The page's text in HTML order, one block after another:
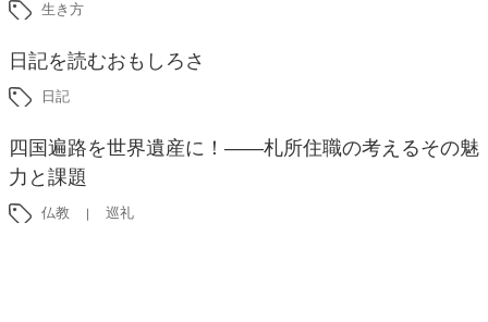
生き方
日記を読むおもしろさ
日記
四国遍路を世界遺産に！――札所住職の考えるその魅
力と課題
仏教 巡礼